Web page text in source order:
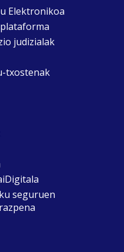
Elektronikoa
judizialak
txostenak
seguruen